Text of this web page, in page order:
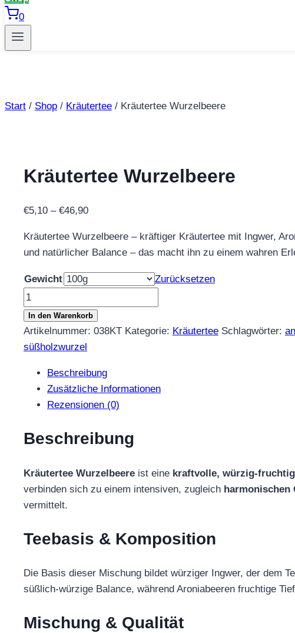
0
Start / Shop / Kräutertee / Kräutertee Wurzelbeere
Kräutertee Wurzelbeere
€5,10 – €46,90Preisspanne:
bis
€46,90
Kräutertee Wurzelbeere – kräftiger Kräutertee mit Ingwer,
und natürlicher Balance – das macht ihn zu einem wahren
Gewicht
Zurücksetzen
Kräutertee
Wurzelbeere
Menge
In den Warenkorb
Artikelnummer: 038KT Kategorie: Kräutertee Schlagwörter:
süßholzwurzel
Beschreibung
Zusätzliche Informationen
Rezensionen (0)
Beschreibung
Kräutertee Wurzelbeere ist eine kraftvolle, würzig-
verbinden sich zu einem intensiven, zugleich harmonischen
vermittelt.
Teebasis & Komposition
Die Basis dieser Mischung bildet würziger Ingwer, der dem
süßlich-würzige Balance, während Aroniabeeren fruchtige
Mischung & Qualität